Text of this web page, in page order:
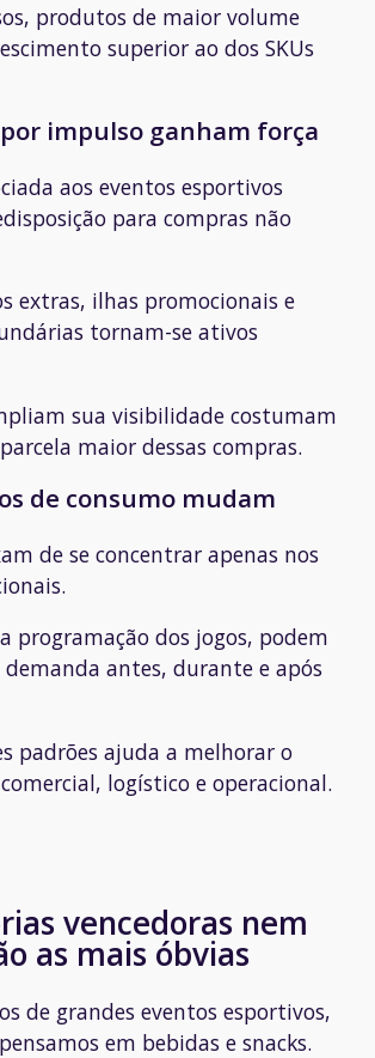
produtos de maior volume
superior ao dos SKUs
impulso ganham força
aos eventos esportivos
para compras não
extras, ilhas promocionais e
tornam-se ativos
sua visibilidade costumam
maior dessas compras.
de consumo mudam
de se concentrar apenas nos
programação dos jogos, podem
antes, durante e após
padrões ajuda a melhorar o
logístico e operacional.
vencedoras nem
as mais óbvias
de grandes eventos esportivos,
em bebidas e snacks.